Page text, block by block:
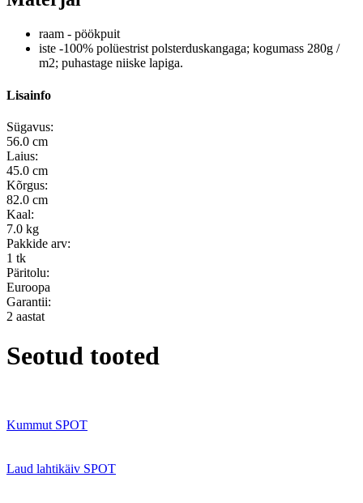
raam - pöökpuit
iste -100% polüestrist polsterduskangaga; kogumass 280g /
m2; puhastage niiske lapiga.
Lisainfo
Sügavus:
56.0 cm
Laius:
45.0 cm
Kõrgus:
82.0 cm
Kaal:
7.0 kg
Pakkide arv:
1 tk
Päritolu:
Euroopa
Garantii:
2 aastat
Seotud tooted
Kummut SPOT
Laud lahtikäiv SPOT